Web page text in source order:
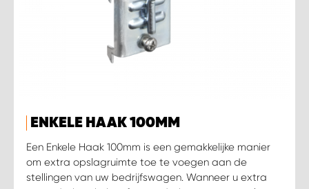
ENKELE HAAK 100MM
Een Enkele Haak 100mm is een gemakkelijke manier
om extra opslagruimte toe te voegen aan de
stellingen van uw bedrijfswagen. Wanneer u extra